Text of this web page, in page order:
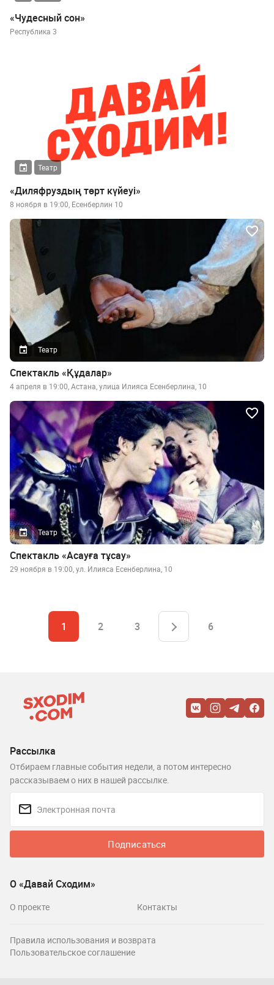
«Чудесный сон»
Республика 3
Театр
«Диляфруздың төрт күйеуі»
8 ноября в 19:00, Есенберлин 10
Театр
Спектакль «Құдалар»
4 апреля в 19:00, Астана, улица Илияса Есенберлина, 10
Театр
Спектакль «Асауға тұсау»
29 ноября в 19:00, ул. Илияса Есенберлина, 10
1 2 3 6
Рассылка
Отбираем главные события недели, а потом интересно
рассказываем о них в нашей рассылке.
Подписаться
О «Давай Сходим»
О проекте Контакты
Правила использования и возврата
Пользовательское соглашение